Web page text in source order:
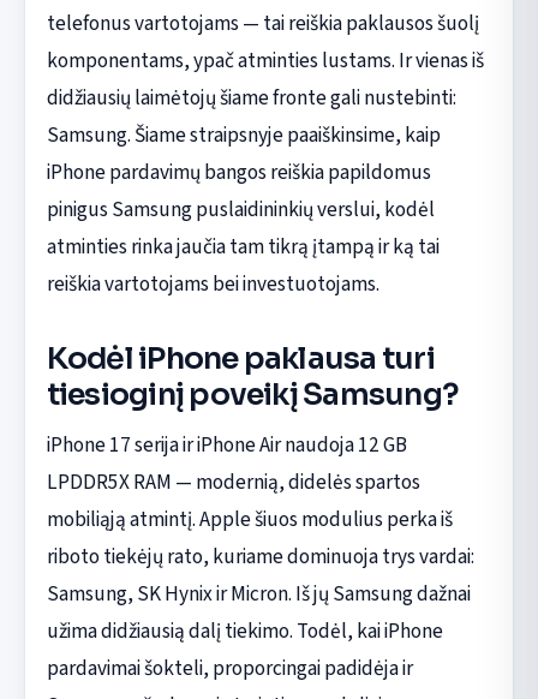
telefonus vartotojams — tai reiškia paklausos šuolį
komponentams, ypač atminties lustams. Ir vienas iš
didžiausių laimėtojų šiame fronte gali nustebinti:
Samsung. Šiame straipsnyje paaiškinsime, kaip
iPhone pardavimų bangos reiškia papildomus
pinigus Samsung puslaidininkių verslui, kodėl
atminties rinka jaučia tam tikrą įtampą ir ką tai
reiškia vartotojams bei investuotojams.
Kodėl iPhone paklausa turi
tiesioginį poveikį Samsung?
iPhone 17 serija ir iPhone Air naudoja 12 GB
LPDDR5X RAM — modernią, didelės spartos
mobiliąją atmintį. Apple šiuos modulius perka iš
riboto tiekėjų rato, kuriame dominuoja trys vardai:
Samsung, SK Hynix ir Micron. Iš jų Samsung dažnai
užima didžiausią dalį tiekimo. Todėl, kai iPhone
pardavimai šokteli, proporcingai padidėja ir